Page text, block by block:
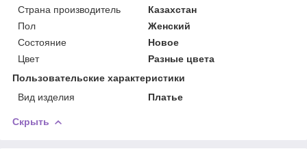
Страна производитель
Казахстан
Пол
Женский
Состояние
Новое
Цвет
Разные цвета
Пользовательские характеристики
Вид изделия
Платье
Скрыть